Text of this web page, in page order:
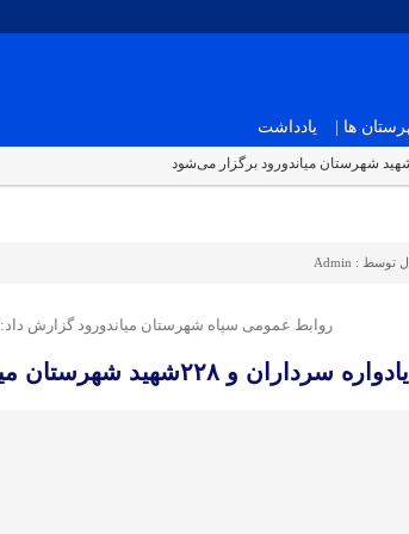
ها | یادداشت
توسط : Admin
روابط عمومی سپاه شهرستان میاندورود گزارش داد:
شهرستان میاندورود برگزار می‌شود